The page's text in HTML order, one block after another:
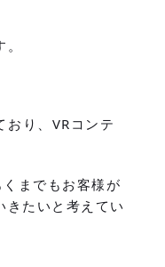
り、VRコンテ
までもお客様が
たいと考えてい